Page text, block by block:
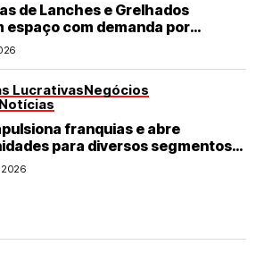
de Lanches e Grelhados
espaço com demanda por
rápidas e de qualidade
LucrativasNegócios
franquias e abre
para diversos segmentos